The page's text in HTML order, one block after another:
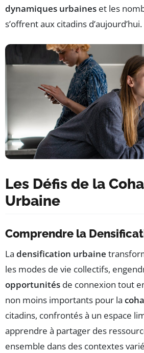
dynamiques urbaines et les
s’offrent aux citadins d’aujourd’hui.
Les Défis de la
Urbaine
Comprendre la
La densification urbaine
les modes de vie collectifs,
opportunités de connexion tout
non moins importants pour la
citadins, confrontés à un espace
apprendre à partager des
ensemble dans des contextes